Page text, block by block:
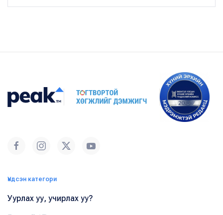
Үндсэн категори
Уурлах уу, учирлах уу?